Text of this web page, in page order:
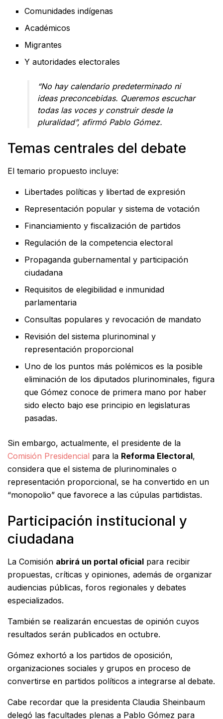
Comunidades indígenas
Académicos
Migrantes
Y autoridades electorales
“No hay calendario predeterminado ni
ideas preconcebidas. Queremos escuchar
todas las voces y construir desde la
pluralidad”, afirmó Pablo Gómez.
Temas centrales del debate
El temario propuesto incluye:
Libertades políticas y libertad de expresión
Representación popular y sistema de votación
Financiamiento y fiscalización de partidos
Regulación de la competencia electoral
Propaganda gubernamental y participación
ciudadana
Requisitos de elegibilidad e inmunidad
parlamentaria
Consultas populares y revocación de mandato
Revisión del sistema plurinominal y
representación proporcional
Uno de los puntos más polémicos es la posible
eliminación de los diputados plurinominales, figura
que Gómez conoce de primera mano por haber
sido electo bajo ese principio en legislaturas
pasadas.
Sin embargo, actualmente, el presidente de la
Comisión Presidencial para la Reforma Electoral,
considera que el sistema de plurinominales o
representación proporcional, se ha convertido en un
“monopolio” que favorece a las cúpulas partidistas.
Participación institucional y
ciudadana
La Comisión abrirá un portal oficial para recibir
propuestas, críticas y opiniones, además de organizar
audiencias públicas, foros regionales y debates
especializados.
También se realizarán encuestas de opinión cuyos
resultados serán publicados en octubre.
Gómez exhortó a los partidos de oposición,
organizaciones sociales y grupos en proceso de
convertirse en partidos políticos a integrarse al debate.
Cabe recordar que la presidenta Claudia Sheinbaum
delegó las facultades plenas a Pablo Gómez para